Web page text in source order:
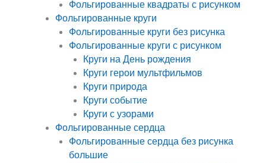
Фольгированные квадраты с рисунком
Фольгированные круги
Фольгированные круги без рисунка
Фольгированные круги с рисунком
Круги на День рождения
Круги герои мультфильмов
Круги природа
Круги событие
Круги с узорами
Фольгированные сердца
Фольгированные сердца без рисунка
большие